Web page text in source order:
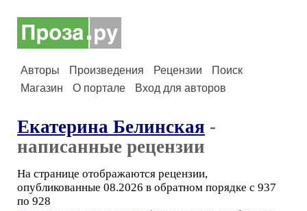
Авторы Произведения Рецензии
Поиск
Магазин
О портале Вход для авторов
Екатерина Белинская -
написанные рецензии
На странице отображаются рецензии,
опубликованные 08.2026 в обратном порядке с 937
по 928